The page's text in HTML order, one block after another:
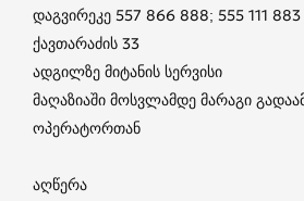
დაგვირეკე 557 866 888; 555 111 883
ქავთარაძის 33
ადგილზე მიტანის სერვისი
მაღაზიაში მოსვლამდე მარაგი
ოპერატორთან
აღწერა